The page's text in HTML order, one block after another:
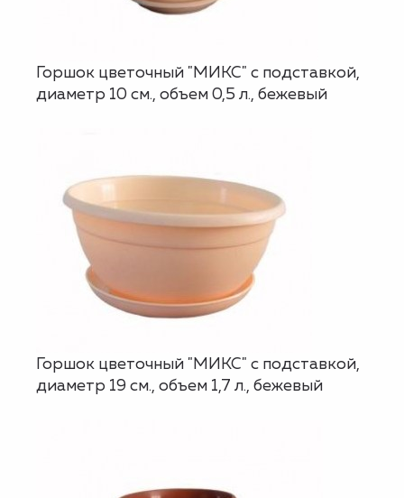
Горшок цветочный "МИКС" с подставкой,
диаметр 10 см., объем 0,5 л., бежевый
Горшок цветочный "МИКС" с подставкой,
диаметр 19 см., объем 1,7 л., бежевый